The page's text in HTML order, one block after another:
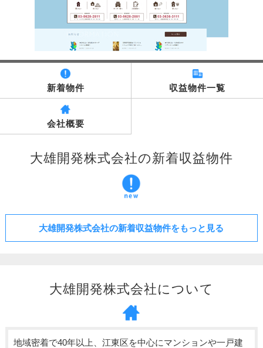
新着物件 収益物件一覧
会社概要
大雄開発株式会社の新着収益物件
大雄開発株式会社の新着収益物件をもっと見る
大雄開発株式会社について
地域密着で40年以上、江東区を中心にマンションや一戸建